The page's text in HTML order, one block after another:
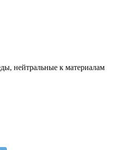
нейтральные к материалам